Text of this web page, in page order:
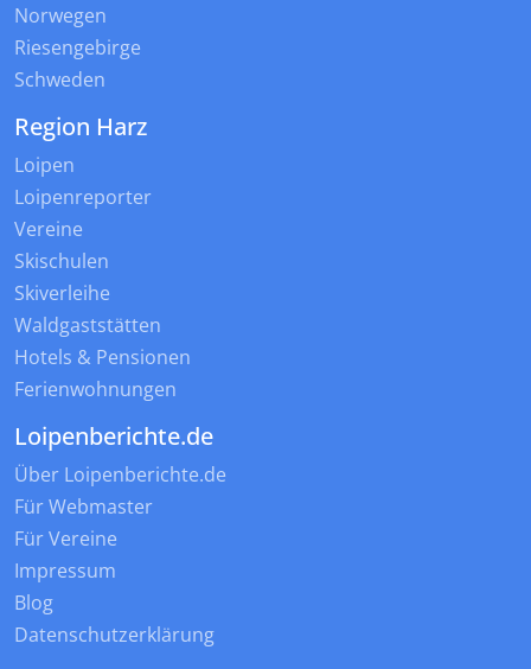
Norwegen
Riesengebirge
Schweden
Region Harz
Loipen
Loipenreporter
Vereine
Skischulen
Skiverleihe
Waldgaststätten
Hotels & Pensionen
Ferienwohnungen
Loipenberichte.de
Über Loipenberichte.de
Für Webmaster
Für Vereine
Impressum
Blog
Datenschutzerklärung